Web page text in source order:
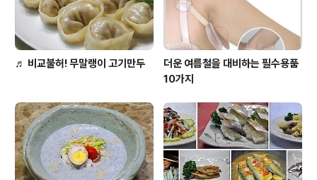
♬ 비교불허! 무말랭이 고기만두
더운 여름철을 대비하는 필수용품
10가지